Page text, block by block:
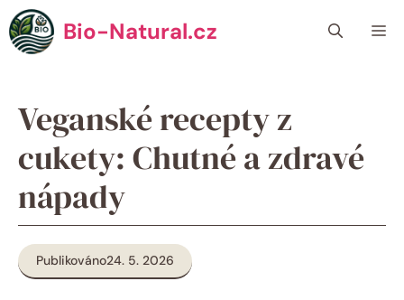
Přeskočit
na
obsah
Bio-Natural.cz
Veganské recepty z
cukety: Chutné a zdravé
nápady
Publikováno24. 5. 2026